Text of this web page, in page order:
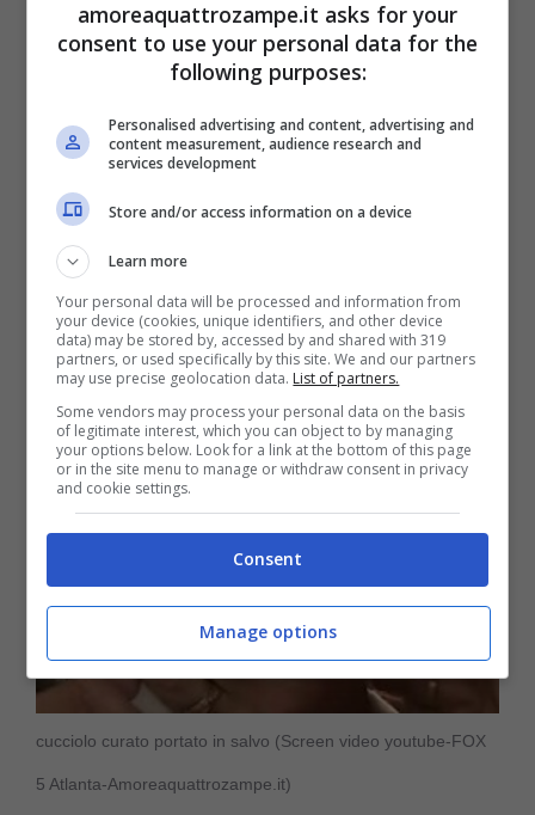
Un atto indicibile contro una creatura indifesa
che non può che sollevare ancora domande
come possa scatenarsi una tale mancanza
che è certo è che la comunità sembra
sempre meno avvezza ad accettare atti di
questo tipo e pronta a muoversi per punire i
colpevoli.
cucciolo curato portato in salvo (Screen video youtube-FOX
5 Atlanta-Amoreaquattrozampe.it)
amoreaquattrozampe.it asks for your
consent to use your personal data for the
following purposes:
Personalised advertising and content, advertising and
content measurement, audience research and
services development
Store and/or access information on a device
Learn more
Your personal data will be processed and information from
your device (cookies, unique identifiers, and other device
data) may be stored by, accessed by and shared with 319
partners, or used specifically by this site. We and our partners
may use precise geolocation data. List of partners.
Some vendors may process your personal data on the basis
of legitimate interest, which you can object to by managing
your options below. Look for a link at the bottom of this page
or in the site menu to manage or withdraw consent in privacy
and cookie settings.
Consent
Manage options